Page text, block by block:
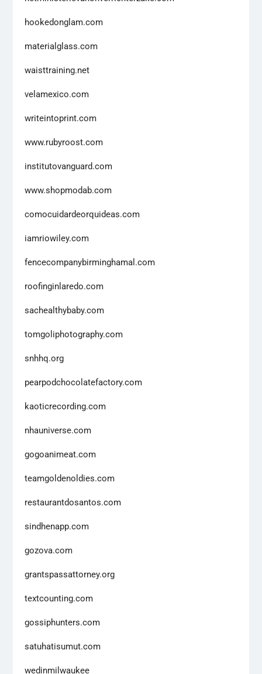
hookedonglam.com
materialglass.com
waisttraining.net
velamexico.com
writeintoprint.com
www.rubyroost.com
institutovanguard.com
www.shopmodab.com
comocuidardeorquideas.com
iamriowiley.com
fencecompanybirminghamal.com
roofinginlaredo.com
sachealthybaby.com
tomgoliphotography.com
snhhq.org
pearpodchocolatefactory.com
kaoticrecording.com
nhauniverse.com
gogoanimeat.com
teamgoldenoldies.com
restaurantdosantos.com
sindhenapp.com
gozova.com
grantspassattorney.org
textcounting.com
gossiphunters.com
satuhatisumut.com
wedinmilwaukee